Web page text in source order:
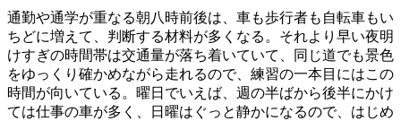
通勤や通学が重なる朝八時前後は、車も歩行者も自転車もい
ちどに増えて、判断する材料が多くなる。それより早い夜明
けすぎの時間帯は交通量が落ち着いていて、同じ道でも景色
をゆっくり確かめながら走れるので、練習の一本目にはこの
時間が向いている。曜日でいえば、週の半ばから後半にかけ
ては仕事の車が多く、日曜はぐっと静かになるので、はじめ